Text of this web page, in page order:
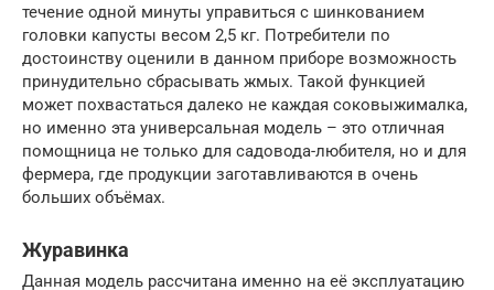
течение одной минуты управиться с шинкованием
головки капусты весом 2,5 кг. Потребители по
достоинству оценили в данном приборе возможность
принудительно сбрасывать жмых. Такой функцией
может похвастаться далеко не каждая соковыжималка,
но именно эта универсальная модель – это отличная
помощница не только для садовода-любителя, но и для
фермера, где продукции заготавливаются в очень
больших объёмах.
Журавинка
Данная модель рассчитана именно на её эксплуатацию